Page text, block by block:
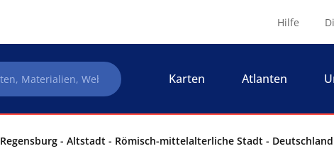
Hilfe
Karten Atlanten
Regensburg - Altstadt - Römisch-mittelalterliche Stadt -